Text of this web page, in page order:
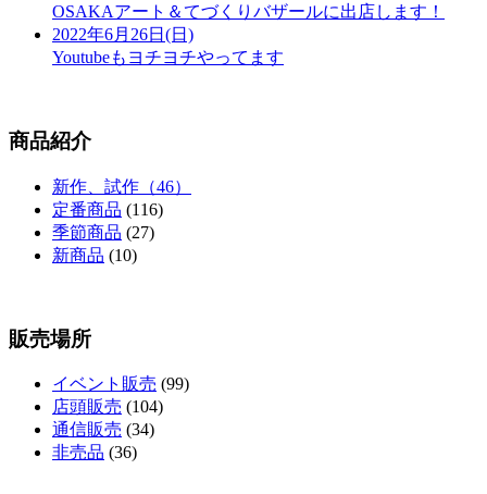
OSAKAアート＆てづくりバザールに出店します！
2022年6月26日(日)
Youtubeもヨチヨチやってます
商品紹介
新作、試作（46）
定番商品 (116)
季節商品 (27)
新商品 (10)
販売場所
イベント販売 (99)
店頭販売 (104)
通信販売 (34)
非売品 (36)